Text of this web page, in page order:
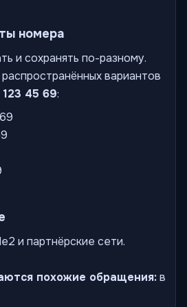
номера
и сохранять по-разному.
вариантов
45 69:
и партнёрские сети.
похожие обращения:в